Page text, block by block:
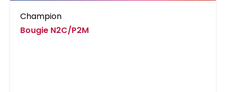
Champion
Bougie N2C/P2M